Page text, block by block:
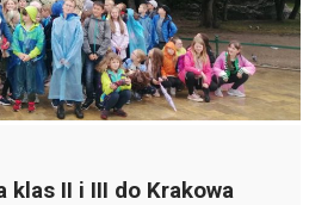
klas II i III do Krakowa